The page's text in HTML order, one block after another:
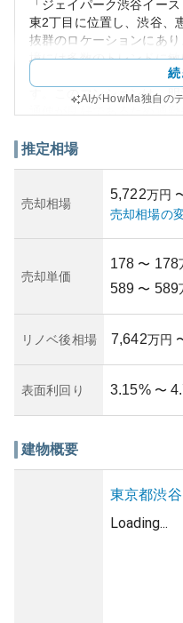
「ジェイパーク渋谷イー
東2丁目に位置し、渋谷、
抜群のロケーションにあ
境には多数のトレンドに
ングスポットが存在し、
す。このマンションは、
り、周囲の環境と調和して
として魅力的です。ただし
エリアに位置するため、
期間中の負担にも注意が
う。ジェイパーク渋谷イー
していたとしても所在地
続
AIがHowMa独自の
推定相場
売却相場
5,722万円
売却相場の
売却単価
178 〜 178
589 〜 589
リノベ後相場 7,642万円
表面利回り 3.15% 〜
建物概要
東京都渋
Loading...